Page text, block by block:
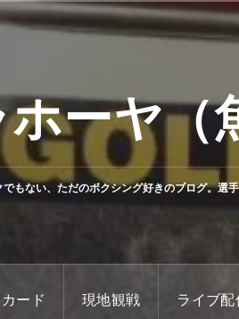
ーヤ（
もない、ただのボクシング好きのブログ。選
ード 現地観戦 ライブ